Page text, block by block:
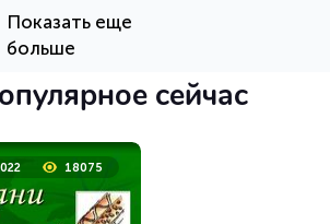
HTML - код
219800
Показать еще
больше
сейчас
18075